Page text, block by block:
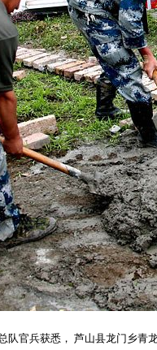
队官兵获悉， 芦山县龙门乡青